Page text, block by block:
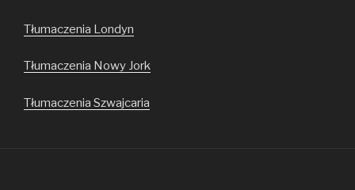
Tłumaczenia Londyn
Tłumaczenia Nowy Jork
Tłumaczenia Szwajcaria